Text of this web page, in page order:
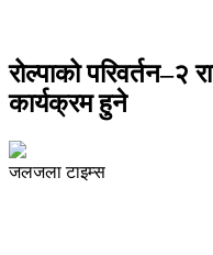
रोल्पाको परिवर्तन–२
कार्यक्रम हुने
जलजला टाइम्स